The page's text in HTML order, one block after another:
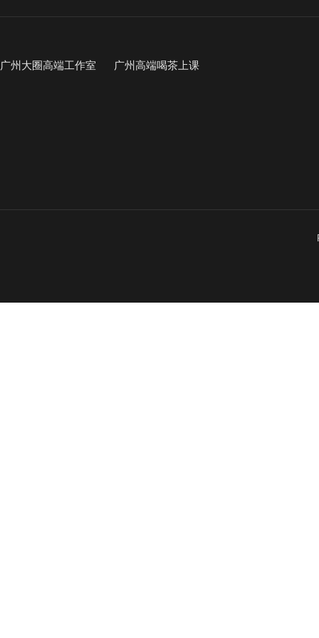
广州大圈高端工作室 广州高端喝茶上课